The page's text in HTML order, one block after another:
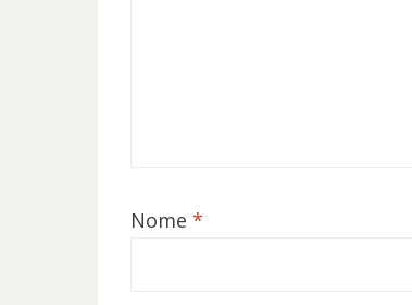
Nome *